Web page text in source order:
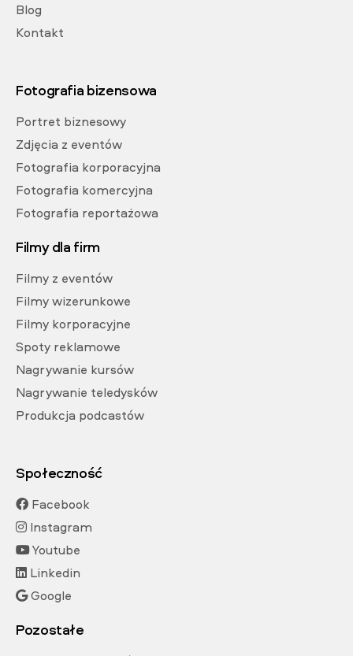
Blog
Kontakt
Fotografia bizensowa
Portret biznesowy
Zdjęcia z eventów
Fotografia korporacyjna
Fotografia komercyjna
Fotografia reportażowa
Filmy dla firm
Filmy z eventów
Filmy wizerunkowe
Filmy korporacyjne
Spoty reklamowe
Nagrywanie kursów
Nagrywanie teledysków
Produkcja podcastów
Społeczność
Facebook
Instagram
Youtube
Linkedin
Google
Pozostałe